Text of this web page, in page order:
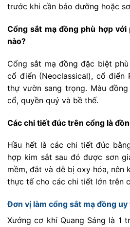
trước khi cần bảo dưỡng hoặc
Cổng sắt mạ đồng phù hợp
nào?
Cổng sắt mạ đồng đặc biệt
cổ điển (Neoclassical), cổ điển
thự vườn sang trọng. Màu
cổ, quyền quý và bề thế.
Các chi tiết đúc trên cổng là
Hầu hết là các chi tiết đúc
hợp kim sắt sau đó được sơn
mềm, đắt và dễ bị oxy hóa, nên
thực tế cho các chi tiết lớn trên
Đơn vị làm cổng sắt mạ đồng uy
Xưởng cơ khí Quang Sáng là 1